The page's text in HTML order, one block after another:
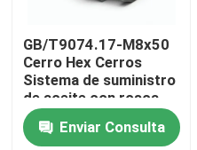
Productos
Los vídeos
GB/T9074.17-M8x50
Cerro Hex Cerros
Sistema de suministro
de aceite con rosca
completa
Enviar Consulta